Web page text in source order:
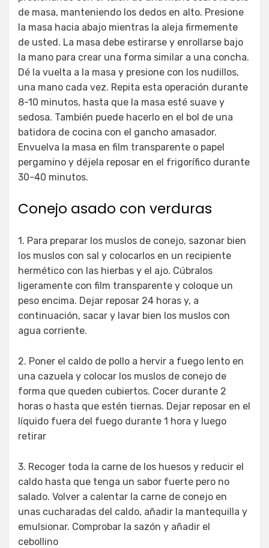
de masa, manteniendo los dedos en alto. Presione
la masa hacia abajo mientras la aleja firmemente
de usted. La masa debe estirarse y enrollarse bajo
la mano para crear una forma similar a una concha.
Dé la vuelta a la masa y presione con los nudillos,
una mano cada vez. Repita esta operación durante
8-10 minutos, hasta que la masa esté suave y
sedosa. También puede hacerlo en el bol de una
batidora de cocina con el gancho amasador.
Envuelva la masa en film transparente o papel
pergamino y déjela reposar en el frigorífico durante
30-40 minutos.
Conejo asado con verduras
1. Para preparar los muslos de conejo, sazonar bien
los muslos con sal y colocarlos en un recipiente
hermético con las hierbas y el ajo. Cúbralos
ligeramente con film transparente y coloque un
peso encima. Dejar reposar 24 horas y, a
continuación, sacar y lavar bien los muslos con
agua corriente.
2. Poner el caldo de pollo a hervir a fuego lento en
una cazuela y colocar los muslos de conejo de
forma que queden cubiertos. Cocer durante 2
horas o hasta que estén tiernas. Dejar reposar en el
líquido fuera del fuego durante 1 hora y luego
retirar
3. Recoger toda la carne de los huesos y reducir el
caldo hasta que tenga un sabor fuerte pero no
salado. Volver a calentar la carne de conejo en
unas cucharadas del caldo, añadir la mantequilla y
emulsionar. Comprobar la sazón y añadir el
cebollino